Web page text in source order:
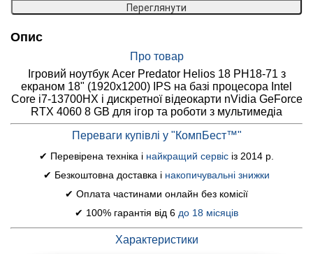
Переглянути
Опис
Про товар
Ігровий ноутбук Acer Predator Helios 18 PH18-71 з
екраном 18" (1920x1200) IPS на базі процесора Intel
Core i7-13700HX і дискретної відеокарти nVidia GeForce
RTX 4060 8 GB для ігор та роботи з мультимедіа
Переваги купівлі у "КомпБест™"
✔ Перевірена техніка і найкращий сервіс із 2014 р.
✔ Безкоштовна доставка і накопичувальні знижки
✔ Оплата частинами онлайн без комісії
✔ 100% гарантія від 6 до 18 місяців
Характеристики